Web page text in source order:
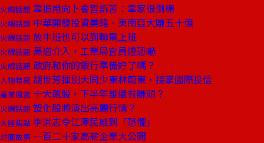
火線話題 辜振甫向卜睿哲訴苦：辜家很倒楣
火線話題 中華開發投資美韓、東南亞大賺五十億
火線話題 放牛班也可以到聯電上班
火線話題 黑道介入，工業局官員遭恐嚇
火線話題 政府和你的銀行準備好了嗎？
人物特寫 胡世芳揮別大同少東林蔚東，接掌國際投信
產業風雲 十大飆股，下半年誰還有賺頭？
火線話題 塑化股將演出亮麗行情？
大陸焦點 李洪志令江澤民感到「恐懼」
封面故事 一百二十家高薪企業大公開